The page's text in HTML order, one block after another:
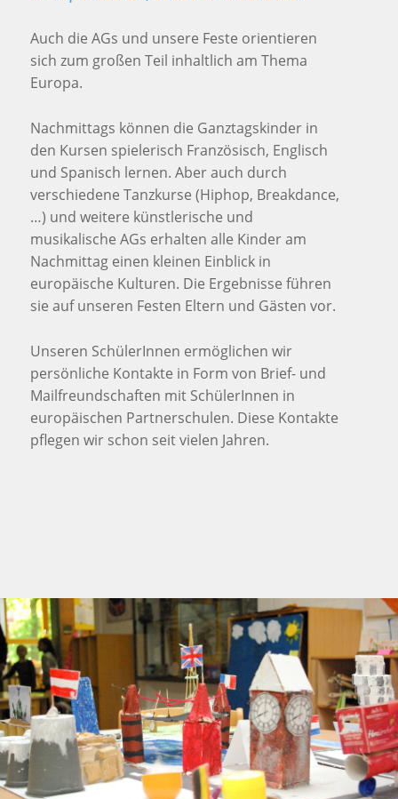
Auch die AGs und unsere Feste orientieren
sich zum großen Teil inhaltlich am Thema
Europa.
Nachmittags können die Ganztagskinder in
den Kursen spielerisch Französisch, Englisch
und Spanisch lernen. Aber auch durch
verschiedene Tanzkurse (Hiphop, Breakdance,
…) und weitere künstlerische und
musikalische AGs erhalten alle Kinder am
Nachmittag einen kleinen Einblick in
europäische Kulturen. Die Ergebnisse führen
sie auf unseren Festen Eltern und Gästen vor.
Unseren SchülerInnen ermöglichen wir
persönliche Kontakte in Form von Brief- und
Mailfreundschaften mit SchülerInnen in
europäischen Partnerschulen. Diese Kontakte
pflegen wir schon seit vielen Jahren.